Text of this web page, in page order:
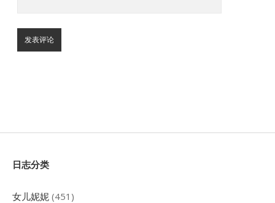
Sidebar
日志分类
女儿妮妮 (451)